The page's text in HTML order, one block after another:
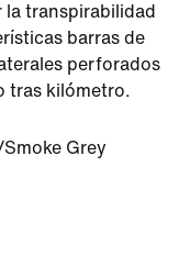
la transpirabilidad
barras de
perforados
tras kilómetro.
Grey